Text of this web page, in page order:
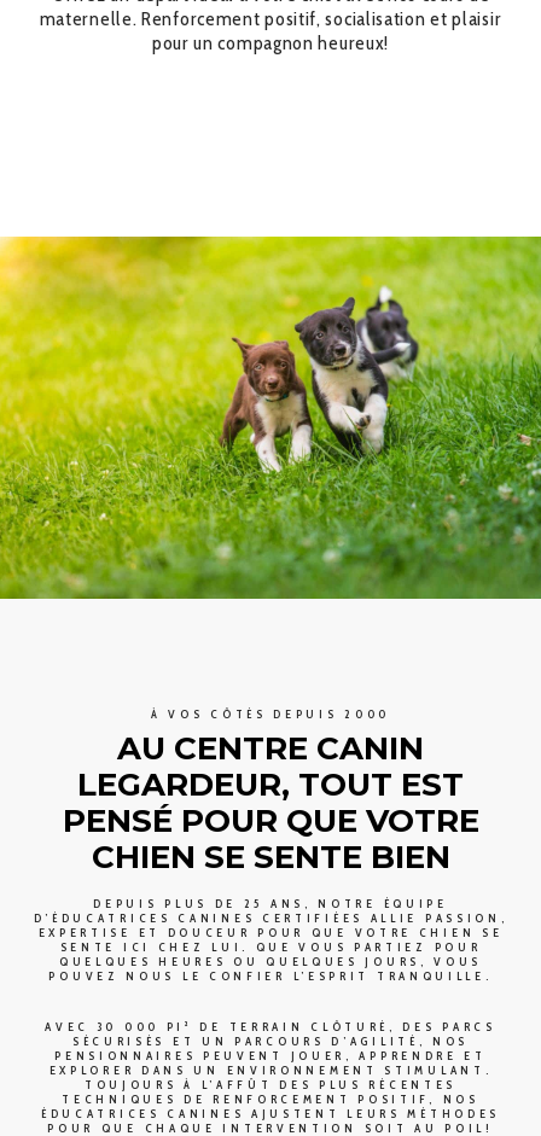
maternelle. Renforcement positif, socialisation et plaisir
pour un compagnon heureux!
À VOS CÔTÉS DEPUIS 2000
AU CENTRE CANIN
LEGARDEUR, TOUT EST
PENSÉ POUR QUE VOTRE
CHIEN SE SENTE BIEN
DEPUIS PLUS DE 25 ANS, NOTRE ÉQUIPE
D’ÉDUCATRICES CANINES CERTIFIÉES ALLIE PASSION,
EXPERTISE ET DOUCEUR POUR QUE VOTRE CHIEN SE
SENTE ICI CHEZ LUI. QUE VOUS PARTIEZ POUR
QUELQUES HEURES OU QUELQUES JOURS, VOUS
POUVEZ NOUS LE CONFIER L’ESPRIT TRANQUILLE.
AVEC 30 000 PI² DE TERRAIN CLÔTURÉ, DES PARCS
SÉCURISÉS ET UN PARCOURS D’AGILITÉ, NOS
PENSIONNAIRES PEUVENT JOUER, APPRENDRE ET
EXPLORER DANS UN ENVIRONNEMENT STIMULANT.
TOUJOURS À L’AFFÛT DES PLUS RÉCENTES
TECHNIQUES DE RENFORCEMENT POSITIF, NOS
ÉDUCATRICES CANINES AJUSTENT LEURS MÉTHODES
POUR QUE CHAQUE INTERVENTION SOIT AU POIL!